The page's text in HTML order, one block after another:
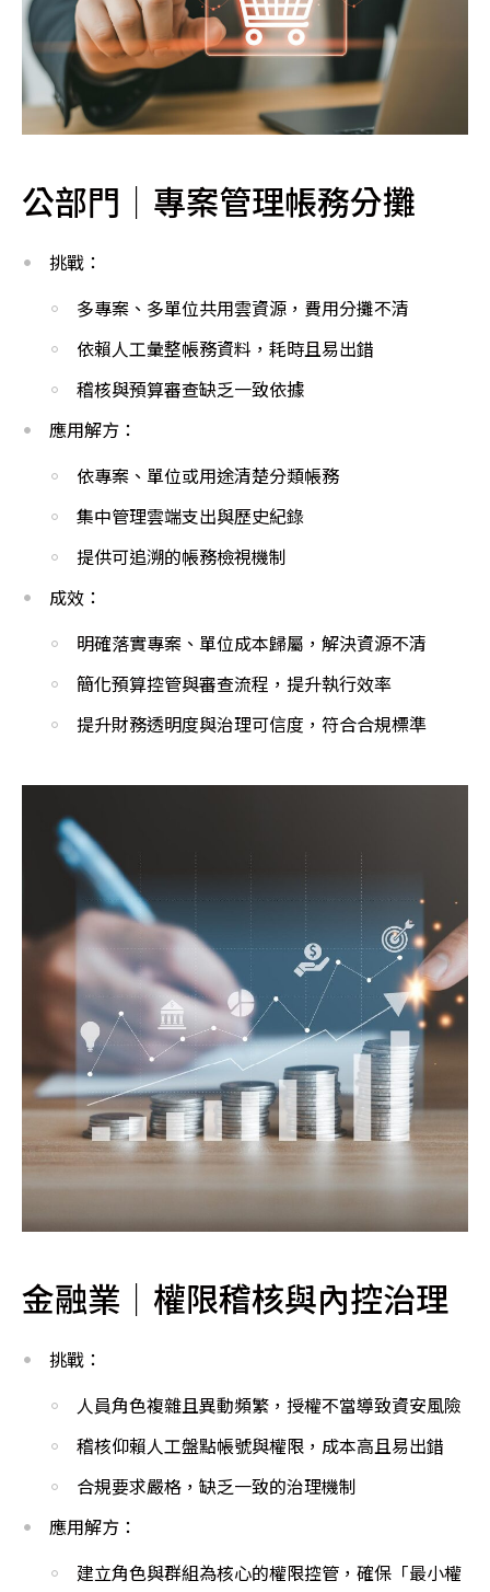
公部門｜專案管理帳務分攤
挑戰：
多專案、多單位共用雲資源，費用分攤不清
依賴人工彙整帳務資料，耗時且易出錯
稽核與預算審查缺乏一致依據
應用解方：
依專案、單位或用途清楚分類帳務
集中管理雲端支出與歷史紀錄
提供可追溯的帳務檢視機制
成效：
明確落實專案、單位成本歸屬，解決資源不清
簡化預算控管與審查流程，提升執行效率
提升財務透明度與治理可信度，符合合規標準
金融業｜權限稽核與內控治理
挑戰：
人員角色複雜且異動頻繁，授權不當導致資安風險
稽核仰賴人工盤點帳號與權限，成本高且易出錯
合規要求嚴格，缺乏一致的治理機制
應用解方：
建立角色與群組為核心的權限控管，確保「最小權